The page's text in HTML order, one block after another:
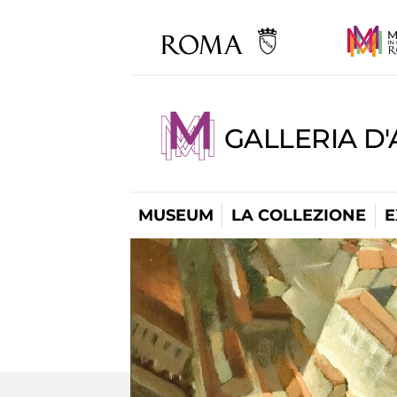
GALLERIA
MUSEUM LA COLLEZIONE